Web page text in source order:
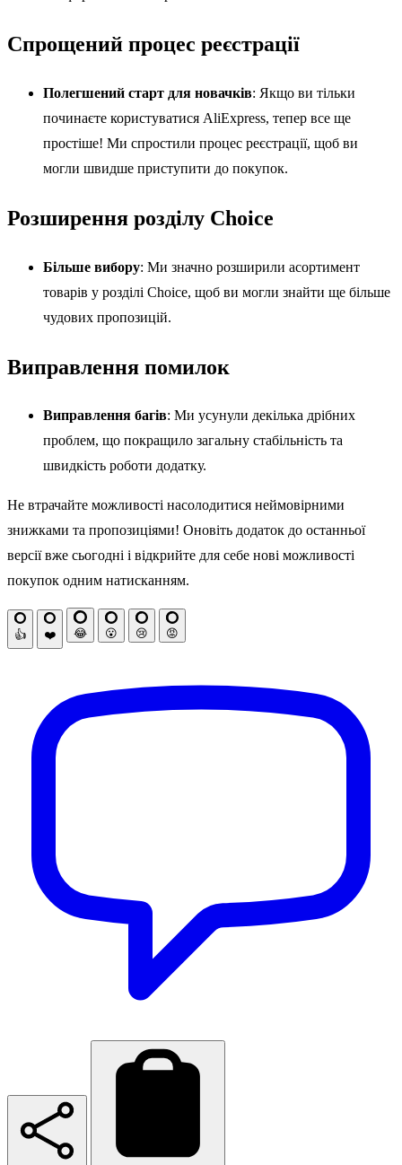
Спрощений процес реєстрації
Полегшений старт для новачків: Якщо ви тільки
починаєте користуватися AliExpress, тепер все ще
простіше! Ми спростили процес реєстрації, щоб ви
могли швидше приступити до покупок.
Розширення розділу Choice
Більше вибору: Ми значно розширили асортимент
товарів у розділі Choice, щоб ви могли знайти ще більше
чудових пропозицій.
Виправлення помилок
Виправлення багів: Ми усунули декілька дрібних
проблем, що покращило загальну стабільність та
швидкість роботи додатку.
Не втрачайте можливості насолодитися неймовірними
знижками та пропозиціями! Оновіть додаток до останньої
версії вже сьогодні і відкрийте для себе нові можливості
покупок одним натисканням.
👍 ❤️ 😂 😮 😢 😡